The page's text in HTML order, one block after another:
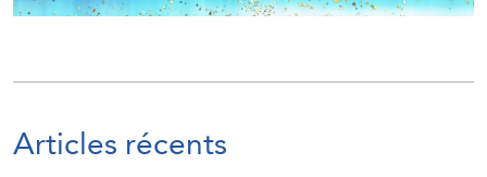
Articles récents